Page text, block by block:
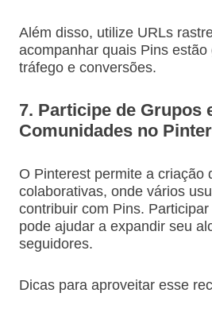
Além disso, utilize URLs
acompanhar quais Pins estão
tráfego e conversões.
7. Participe de Grupos
Comunidades no
O Pinterest permite a criação
colaborativas, onde vários
contribuir com Pins.
pode ajudar a expandir seu
seguidores.
Dicas para aproveitar esse